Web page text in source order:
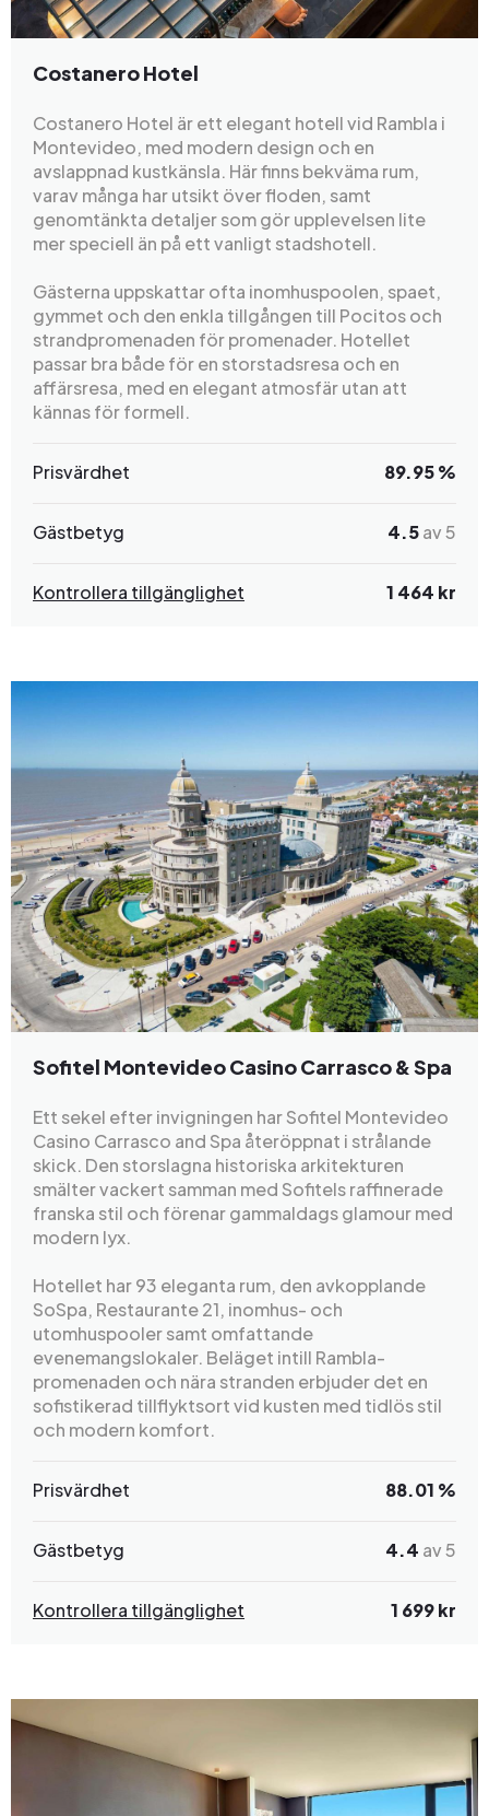
Costanero Hotel
Costanero Hotel är ett elegant hotell vid Rambla i
Montevideo, med modern design och en
avslappnad kustkänsla. Här finns bekväma rum,
varav många har utsikt över floden, samt
genomtänkta detaljer som gör upplevelsen lite
mer speciell än på ett vanligt stadshotell.
Gästerna uppskattar ofta inomhuspoolen, spaet,
gymmet och den enkla tillgången till Pocitos och
strandpromenaden för promenader. Hotellet
passar bra både för en storstadsresa och en
affärsresa, med en elegant atmosfär utan att
kännas för formell.
Prisvärdhet 89.95 %
Gästbetyg 4.5av 5
Kontrollera tillgänglighet 1 464 kr
Sofitel Montevideo Casino Carrasco & Spa
Ett sekel efter invigningen har Sofitel Montevideo
Casino Carrasco and Spa återöppnat i strålande
skick. Den storslagna historiska arkitekturen
smälter vackert samman med Sofitels raffinerade
franska stil och förenar gammaldags glamour med
modern lyx.
Hotellet har 93 eleganta rum, den avkopplande
SoSpa, Restaurante 21, inomhus- och
utomhuspooler samt omfattande
evenemangslokaler. Beläget intill Rambla-
promenaden och nära stranden erbjuder det en
sofistikerad tillflyktsort vid kusten med tidlös stil
och modern komfort.
Prisvärdhet 88.01 %
Gästbetyg 4.4 av 5
Kontrollera tillgänglighet 1 699 kr